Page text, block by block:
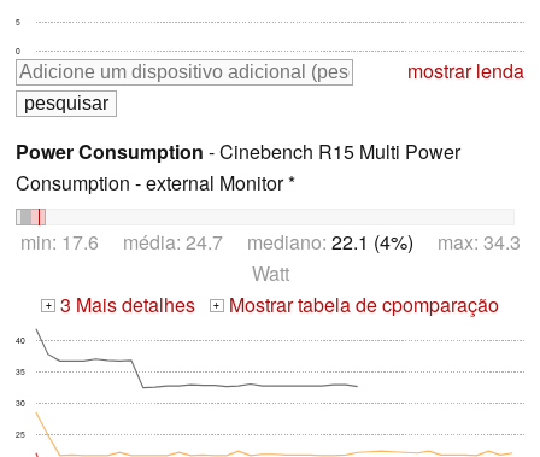
0
5
mostrar lenda
Power Consumption - Cinebench R15 Multi Power
Consumption - external Monitor *
min: 17.6 média: 24.7 mediano: 22.1 (4%) max: 34.3
Watt
+ 3 Mais detalhes + Mostrar tabela de cpomparação
25
30
35
40